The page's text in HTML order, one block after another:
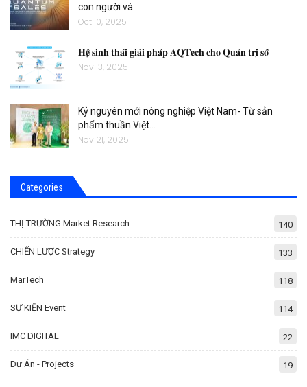
con người và…
Oct 10, 2025
𝐇𝐞̣̂ 𝐬𝐢𝐧𝐡 𝐭𝐡𝐚́𝐢 𝐠𝐢𝐚̉𝐢 𝐩𝐡𝐚́𝐩 𝐀𝐐𝐓𝐞𝐜𝐡 𝐜𝐡𝐨 𝐐𝐮𝐚̉𝐧 𝐭𝐫𝐢̣ 𝐬𝐨̂́
Nov 13, 2025
Kỷ nguyên mới nông nghiệp Việt Nam- Từ sản
phẩm thuần Việt…
Nov 21, 2025
Categories
THỊ TRƯỜNG Market Research 140
CHIẾN LƯỢC Strategy 133
MarTech 118
SỰ KIỆN Event 114
IMC DIGITAL 22
Dự Án - Projects 19